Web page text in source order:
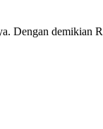
Dengan